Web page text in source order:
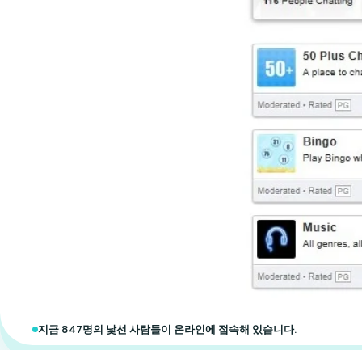
지금 847명의 낯선 사람들이 온라인에 접속해 있습니다.